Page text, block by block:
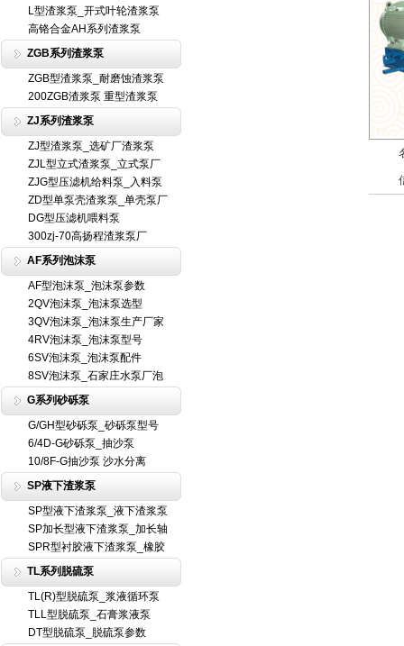
L型渣浆泵_开式叶轮渣浆泵
高铬合金AH系列渣浆泵
ZGB系列渣浆泵
ZGB型渣浆泵_耐磨蚀渣浆泵
200ZGB渣浆泵 重型渣浆泵
ZJ系列渣浆泵
ZJ型渣浆泵_选矿厂渣浆泵
ZJL型立式渣浆泵_立式泵厂
ZJG型压滤机给料泵_入料泵
ZD型单泵壳渣浆泵_单壳泵厂
DG型压滤机喂料泵
300zj-70高扬程渣浆泵厂
AF系列泡沫泵
AF型泡沫泵_泡沫泵参数
2QV泡沫泵_泡沫泵选型
3QV泡沫泵_泡沫泵生产厂家
4RV泡沫泵_泡沫泵型号
6SV泡沫泵_泡沫泵配件
8SV泡沫泵_石家庄水泵厂泡
G系列砂砾泵
G/GH型砂砾泵_砂砾泵型号
6/4D-G砂砾泵_抽沙泵
10/8F-G抽沙泵 沙水分离
SP液下渣浆泵
SP型液下渣浆泵_液下渣浆泵
SP加长型液下渣浆泵_加长轴
SPR型衬胶液下渣浆泵_橡胶
TL系列脱硫泵
TL(R)型脱硫泵_浆液循环泵
TLL型脱硫泵_石膏浆液泵
DT型脱硫泵_脱硫泵参数